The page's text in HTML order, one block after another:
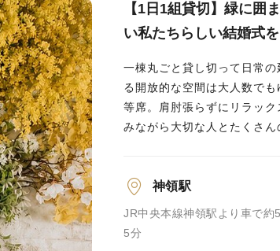
【1日1組貸切】緑に囲
い私たちらしい結婚式を
一棟丸ごと貸し切って日常
る開放的な空間は大人数で
等席。肩肘張らずにリラッ
みながら大切な人とたくさ
神領駅
JR中央本線神領駅より車で
5分